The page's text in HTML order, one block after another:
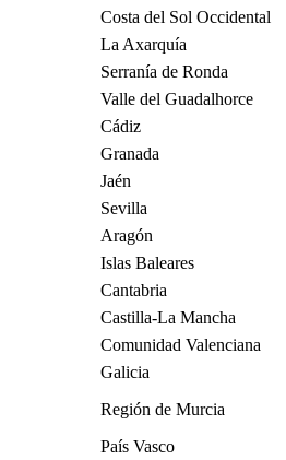
Costa del Sol Occidental
La Axarquía
Serranía de Ronda
Valle del Guadalhorce
Cádiz
Granada
Jaén
Sevilla
Aragón
Islas Baleares
Cantabria
Castilla-La Mancha
Comunidad Valenciana
Galicia
Región de Murcia
País Vasco